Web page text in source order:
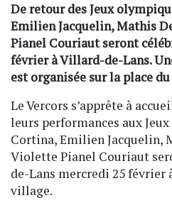
De retour des Jeux
Emilien Jacquelin, Mathis
Pianel Couriaut seront
février à Villard-de-Lans.
est organisée sur la place
Le Vercors s’apprête à
leurs performances aux
Cortina, Emilien Jacquelin,
Violette Pianel Couriaut
de-Lans mercredi 25 février
village.